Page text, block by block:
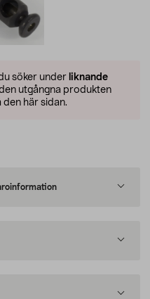
söker under liknande
utgångna produkten
den här sidan.